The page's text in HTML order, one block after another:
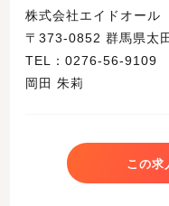
株式会社エイドオール
〒373-0852 群馬県太
TEL：0276-56-9109
岡田 朱莉
この求